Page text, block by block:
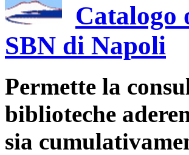
Catalogo
SBN di Napoli
Permette la
biblioteche
sia